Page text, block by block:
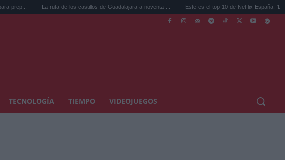
La ruta de los castillos de Guadalajara a noventa ... Este es el top 10 de Netflix España: 'Los creyente...
TECNOLOGÍA TIEMPO VIDEOJUEGOS